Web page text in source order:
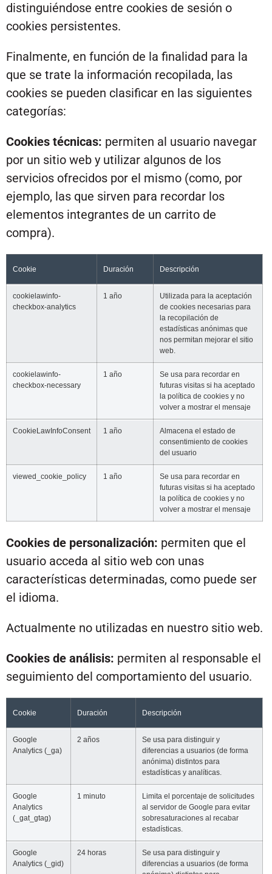
distinguiéndose entre cookies de sesión o
cookies persistentes.
Finalmente, en función de la finalidad para la
que se trate la información recopilada, las
cookies se pueden clasificar en las siguientes
categorías:
Cookies técnicas: permiten al usuario navegar
por un sitio web y utilizar algunos de los
servicios ofrecidos por el mismo (como, por
ejemplo, las que sirven para recordar los
elementos integrantes de un carrito de
compra).
Cookie Duración Descripción
cookielawinfo-
checkbox-analytics
1 año
Utilizada para la aceptación
de cookies necesarias para
la recopilación de
estadísticas anónimas que
nos permitan mejorar el sitio
web.
cookielawinfo-
checkbox-necessary
1 año
Se usa para recordar en
futuras visitas si ha aceptado
la política de cookies y no
volver a mostrar el mensaje
CookieLawInfoConsent 1 año
Almacena el estado de
consentimiento de cookies
del usuario
viewed_cookie_policy 1 año
Se usa para recordar en
futuras visitas si ha aceptado
la política de cookies y no
volver a mostrar el mensaje
Cookies de personalización: permiten que el
usuario acceda al sitio web con unas
características determinadas, como puede ser
el idioma.
Actualmente no utilizadas en nuestro sitio web.
Cookies de análisis: permiten al responsable el
seguimiento del comportamiento del usuario.
Cookie Duración Descripción
Google
Analytics (_ga)
2 años
Se usa para distinguir y
diferencias a usuarios (de forma
anónima) distintos para
estadísticas y analíticas.
Google
Analytics
(_gat_gtag)
1 minuto
Limita el porcentaje de solicitudes
al servidor de Google para evitar
sobresaturaciones al recabar
estadísticas.
Google
Analytics (_gid)
24 horas
Se usa para distinguir y
diferencias a usuarios (de forma